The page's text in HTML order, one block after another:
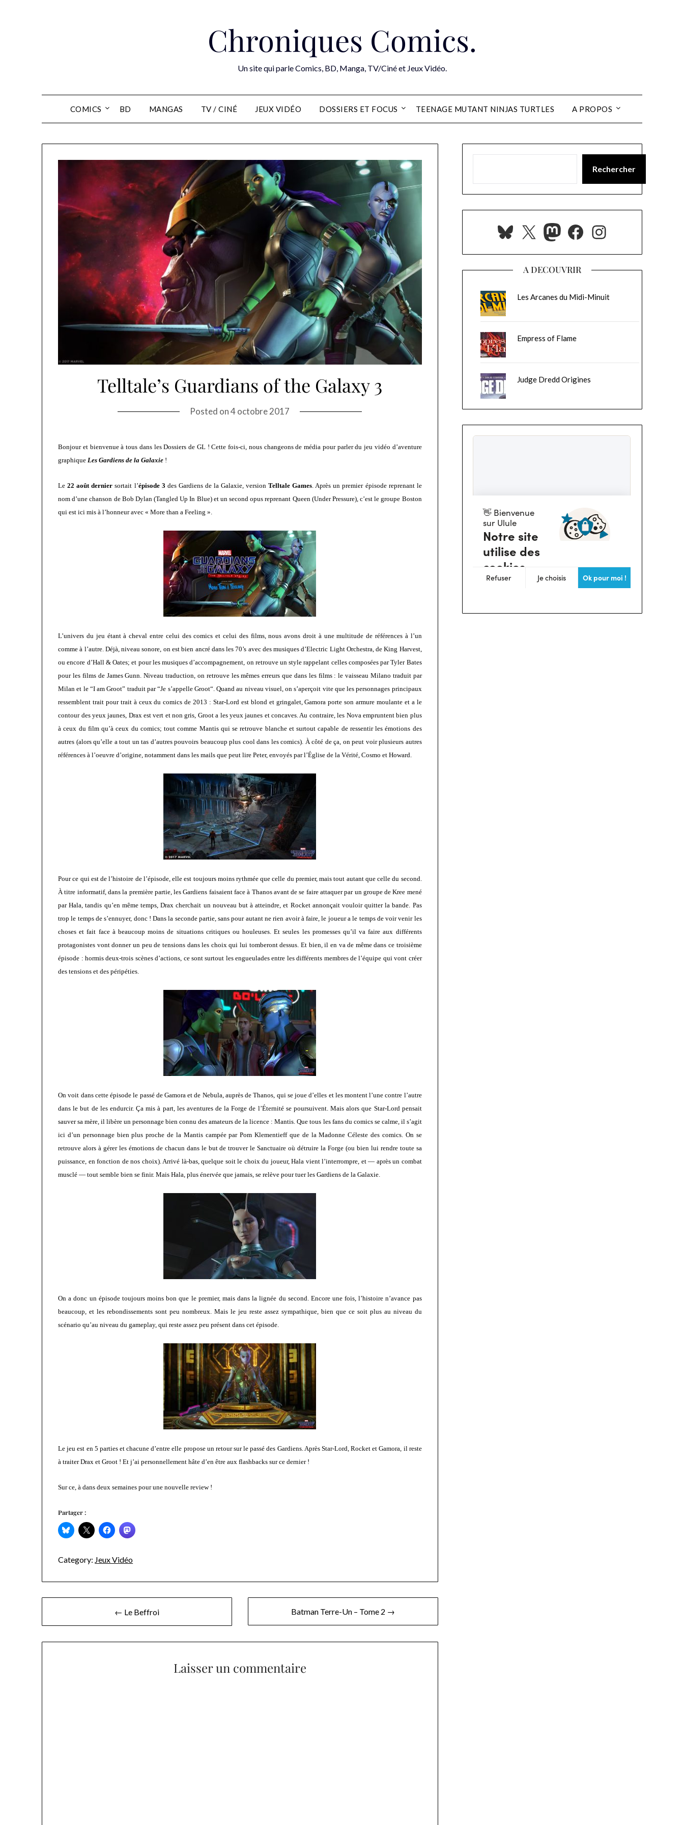
Chroniques Comics.
Un site qui parle Comics, BD, Manga, TV/Ciné et Jeux Vidéo.
COMICS BD MANGAS TV / CINÉ JEUX VIDÉO DOSSIERS ET FOCUS TEENAGE MUTANT NINJAS TURTLES A PROPOS
Telltale’s Guardians of the Galaxy 3
Posted on4 octobre 2017
Bonjour et bienvenue à tous dans les Dossiers de GL ! Cette fois-ci, nous changeons de média pour parler du jeu vidéo d’aventure
graphiqueLes Gardiens de la Galaxie !
Le 22 août dernier sortait l’épisode 3 des Gardiens de la Galaxie, versionTelltale Games. Après un premier épisode reprenant le
nom d’une chanson de Bob Dylan (Tangled Up In Blue) et un second opus reprenant Queen (Under Pressure), c’est le groupe Boston
qui est ici mis à l’honneur avec « More than a Feeling ».
L’univers du jeu étant à cheval entre celui des comics et celui des films, nous avons droit à une multitude de références à l’un
comme à l’autre. Déjà, niveau sonore, on est bien ancré dans les 70’s avec des musiques d’Electric Light Orchestra, de King Harvest,
ou encore d’Hall & Oates; et pour les musiques d’accompagnement, on retrouve un style rappelant celles composées par Tyler Bates
pour les films de James Gunn. Niveau traduction, on retrouve les mêmes erreurs que dans les films : le vaisseau Milano traduit par
Milan et le “I am Groot” traduit par “Je s’appelle Groot“. Quand au niveau visuel, on s’aperçoit vite que les personnages principaux
ressemblent trait pour trait à ceux du comics de 2013 : Star-Lord est blond et gringalet, Gamora porte son armure moulante et a le
contour des yeux jaunes, Drax est vert et non gris, Groot a les yeux jaunes et concaves. Au contraire, les Nova empruntent bien plus
à ceux du film qu’à ceux du comics; tout comme Mantis qui se retrouve blanche et surtout capable de ressentir les émotions des
autres (alors qu’elle a tout un tas d’autres pouvoirs beaucoup plus cool dans les comics). À côté de ça, on peut voir plusieurs autres
références à l’oeuvre d’origine, notamment dans les mails que peut lire Peter, envoyés par l’Église de la Vérité, Cosmo et Howard.
Pour ce qui est de l’histoire de l’épisode, elle est toujours moins rythmée que celle du premier, mais tout autant que celle du second.
À titre informatif, dans la première partie, les Gardiens faisaient face à Thanos avant de se faire attaquer par un groupe de Kree mené
par Hala, tandis qu’en même temps, Drax cherchait un nouveau but à atteindre, et Rocket annonçait vouloir quitter la bande. Pas
trop le temps de s’ennuyer, donc ! Dans la seconde partie, sans pour autant ne rien avoir à faire, le joueur a le temps de voir venir les
choses et fait face à beaucoup moins de situations critiques ou houleuses. Et seules les promesses qu’il va faire aux différents
protagonistes vont donner un peu de tensions dans les choix qui lui tomberont dessus. Et bien, il en va de même dans ce troisième
épisode : hormis deux-trois scènes d’actions, ce sont surtout les engueulades entre les différents membres de l’équipe qui vont créer
des tensions et des péripéties.
On voit dans cette épisode le passé de Gamora et de Nebula, auprès de Thanos, qui se joue d’elles et les montent l’une contre l’autre
dans le but de les endurcir. Ça mis à part, les aventures de la Forge de l’Éternité se poursuivent. Mais alors que Star-Lord pensait
sauver sa mère, il libère un personnage bien connu des amateurs de la licence : Mantis. Que tous les fans du comics se calme, il s’agit
ici d’un personnage bien plus proche de la Mantis campée par Pom Klementieff que de la Madonne Céleste des comics. On se
retrouve alors à gérer les émotions de chacun dans le but de trouver le Sanctuaire où détruire la Forge (ou bien lui rendre toute sa
puissance, en fonction de nos choix). Arrivé là-bas, quelque soit le choix du joueur, Hala vient l’interrompre, et — après un combat
musclé — tout semble bien se finir. Mais Hala, plus énervée que jamais, se relève pour tuer les Gardiens de la Galaxie.
On a donc un épisode toujours moins bon que le premier, mais dans la lignée du second. Encore une fois, l’histoire n’avance pas
beaucoup, et les rebondissements sont peu nombreux. Mais le jeu reste assez sympathique, bien que ce soit plus au niveau du
scénario qu’au niveau du gameplay, qui reste assez peu présent dans cet épisode.
Le jeu est en 5 parties et chacune d’entre elle propose un retour sur le passé des Gardiens. Après Star-Lord, Rocket et Gamora, il reste
à traiter Drax et Groot ! Et j’ai personnellement hâte d’en être aux flashbacks sur ce dernier !
Sur ce, à dans deux semaines pour une nouvelle review !
Partager :
Category: Jeux Vidéo
de
l’article
← Le Beffroi Batman Terre-Un – Tome 2 →
Laisser un commentaire
Rechercher
Bluesky
X Mastodon
Facebook
Instagram
A DECOUVRIR
Les Arcanes du Midi-Minuit
Empress of Flame
Judge Dredd Origines